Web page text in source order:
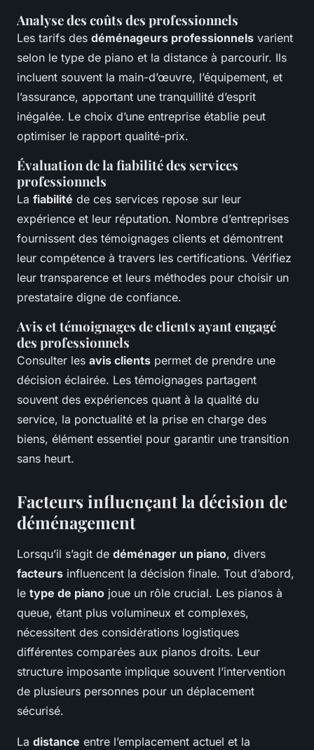
Analyse des coûts des professionnels
Les tarifs des déménageurs professionnels varient
selon le type de piano et la distance à parcourir. Ils
incluent souvent la main-d’œuvre, l’équipement, et
l’assurance, apportant une tranquillité d’esprit
inégalée. Le choix d’une entreprise établie peut
optimiser le rapport qualité-prix.
Évaluation de la fiabilité des services
professionnels
La fiabilité de ces services repose sur leur
expérience et leur réputation. Nombre d’entreprises
fournissent des témoignages clients et démontrent
leur compétence à travers les certifications. Vérifiez
leur transparence et leurs méthodes pour choisir un
prestataire digne de confiance.
Avis et témoignages de clients ayant engagé
des professionnels
Consulter les avis clients permet de prendre une
décision éclairée. Les témoignages partagent
souvent des expériences quant à la qualité du
service, la ponctualité et la prise en charge des
biens, élément essentiel pour garantir une transition
sans heurt.
Facteurs influençant la décision de
déménagement
Lorsqu’il s’agit de déménager un piano, divers
facteurs influencent la décision finale. Tout d’abord,
le type de piano joue un rôle crucial. Les pianos à
queue, étant plus volumineux et complexes,
nécessitent des considérations logistiques
différentes comparées aux pianos droits. Leur
structure imposante implique souvent l’intervention
de plusieurs personnes pour un déplacement
sécurisé.
La distance entre l’emplacement actuel et la